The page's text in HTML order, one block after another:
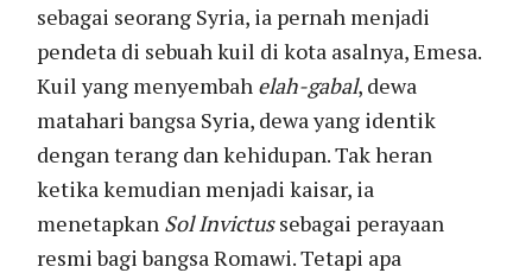
sebagai seorang Syria, ia pernah menjadi
pendeta di sebuah kuil di kota asalnya, Emesa.
Kuil yang menyembah elah-gabal, dewa
matahari bangsa Syria, dewa yang identik
dengan terang dan kehidupan. Tak heran
ketika kemudian menjadi kaisar, ia
menetapkan Sol Invictussebagai perayaan
resmi bagi bangsa Romawi. Tetapi apa